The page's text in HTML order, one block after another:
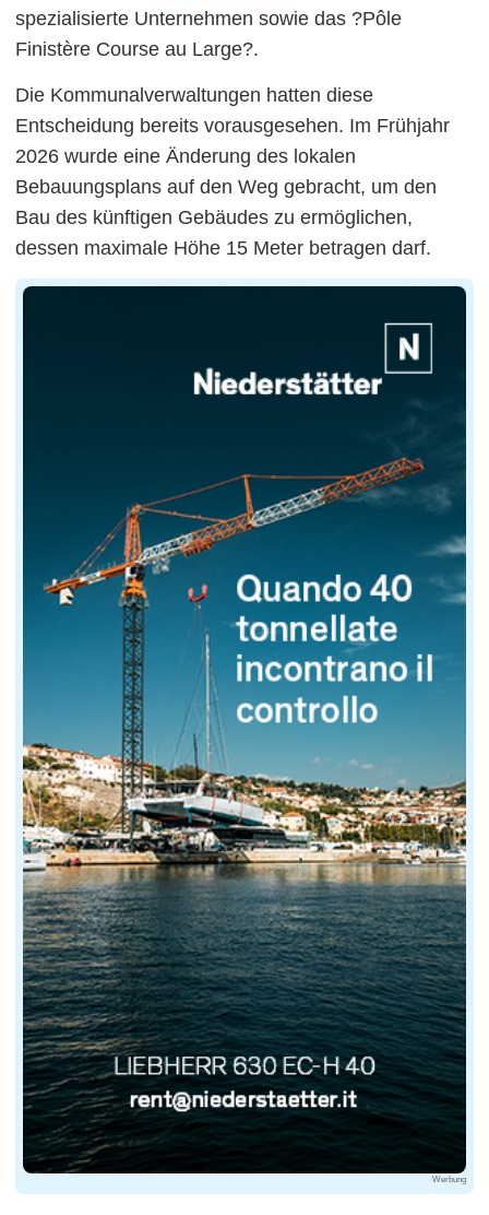
spezialisierte Unternehmen sowie das ?Pôle
Finistère Course au Large?.
Die Kommunalverwaltungen hatten diese
Entscheidung bereits vorausgesehen. Im Frühjahr
2026 wurde eine Änderung des lokalen
Bebauungsplans auf den Weg gebracht, um den
Bau des künftigen Gebäudes zu ermöglichen,
dessen maximale Höhe 15 Meter betragen darf.
Werbung